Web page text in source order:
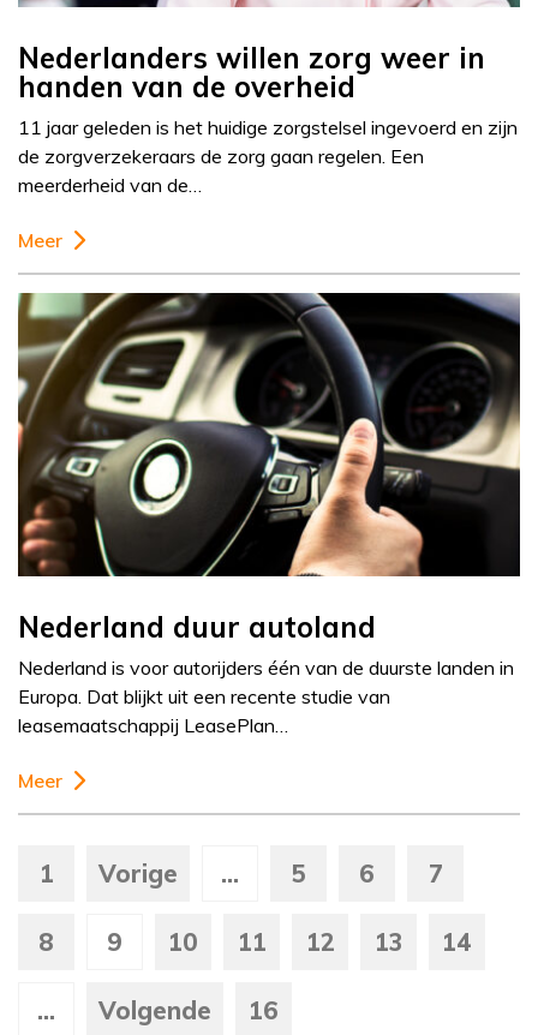
Nederlanders willen zorg weer in
handen van de overheid
11 jaar geleden is het huidige zorgstelsel ingevoerd en zijn
de zorgverzekeraars de zorg gaan regelen. Een
meerderheid van de…
Meer
Nederland duur autoland
Nederland is voor autorijders één van de duurste landen in
Europa. Dat blijkt uit een recente studie van
leasemaatschappij LeasePlan…
Meer
1 Vorige ... 5 6 7
8 9 10 11 12 13 14
... Volgende 16